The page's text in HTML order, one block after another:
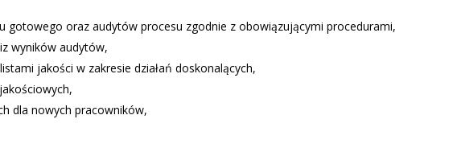
gotowego oraz audytów procesu zgodnie z obowiązującymi procedurami,
wyników audytów,
jakości w zakresie działań doskonalących,
dla nowych pracowników,